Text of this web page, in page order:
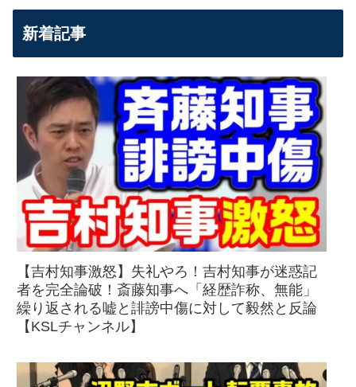
新着記事
【吉村知事激怒】失礼やろ！吉村知事が迷惑記
者を完全論破！斎藤知事へ「経歴詐称、無能」
繰り返される嘘と誹謗中傷に対して毅然と反論
【KSLチャンネル】